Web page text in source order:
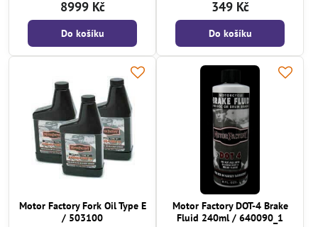
8999 Kč
Do košíku
349 Kč
Do košíku
Motor Factory Fork Oil Type E
/ 503100
Motor Factory DOT-4 Brake
Fluid 240ml / 640090_1